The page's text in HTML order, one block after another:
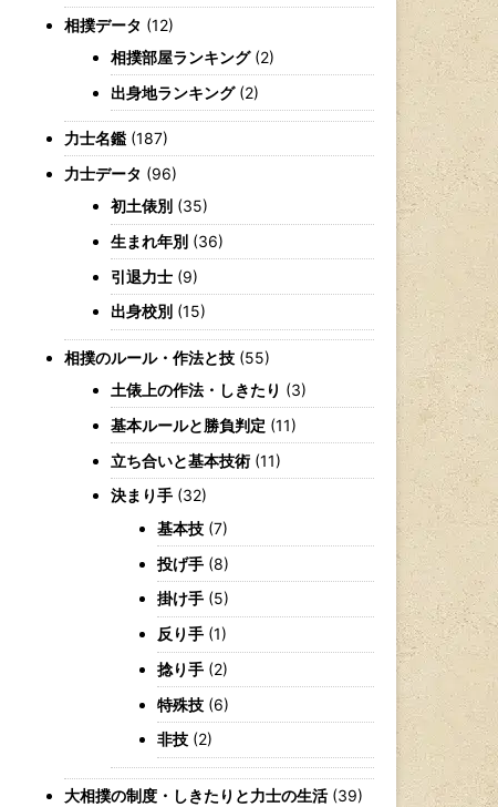
相撲データ (12)
相撲部屋ランキング(2)
出身地ランキング(2)
力士名鑑 (187)
力士データ (96)
初土俵別 (35)
生まれ年別 (36)
引退力士 (9)
出身校別 (15)
相撲のルール・作法と技 (55)
土俵上の作法・しきたり (3)
基本ルールと勝負判定 (11)
立ち合いと基本技術 (11)
決まり手 (32)
基本技 (7)
投げ手 (8)
掛け手 (5)
反り手 (1)
捻り手 (2)
特殊技 (6)
非技 (2)
大相撲の制度・しきたりと力士の生活 (39)